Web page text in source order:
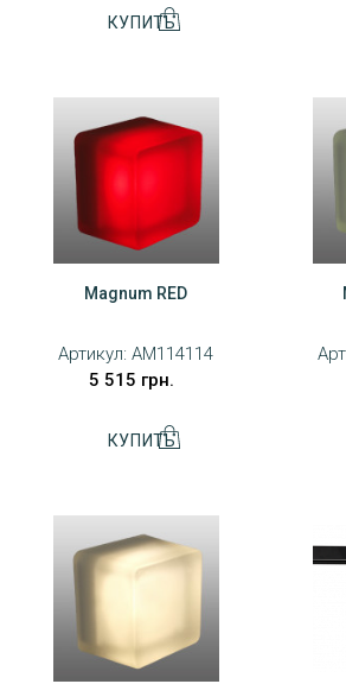
Magnum RED
Артикул: AM114114
5 515 грн.